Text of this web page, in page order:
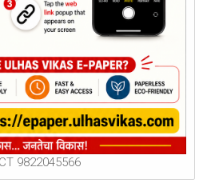
9822045566